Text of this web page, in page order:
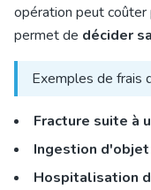
opération peut coûter
permet de décider
Exemples de frais
Fracture suite à
Ingestion d'objet
Hospitalisation